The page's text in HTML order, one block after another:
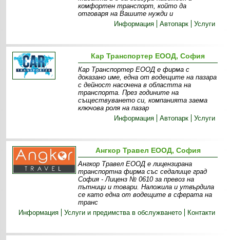
комфортен транспорт, който да
отговаря на Вашите нужди и
Информация
Автопарк Услуги
Кар Транспортер ЕООД, София
Кар Транспортер ЕООД е фирма с
доказано име, една от водещите на пазара
с дейност насочена в областта на
транспорта. През годините на
съществуването си, компанията заема
ключова роля на пазар
Информация
Автопарк Услуги
Ангкор Травел ЕООД, София
Ангкор Травел ЕООД е лицензирана
транспортна фирма със седалище град
София - Лиценз № 0610 за превоз на
пътници и товари. Наложила и утвърдила
се като една от водещите в сферата на
транс
Информация
Услуги и предимства в обслужването Контакти